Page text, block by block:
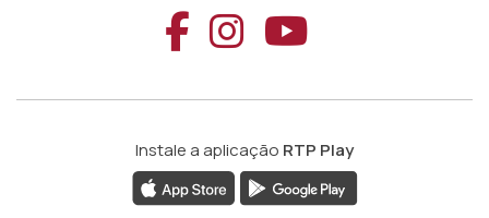
Aceder ao
Aceder ao
Aceder
Instale a aplicação RTP Play